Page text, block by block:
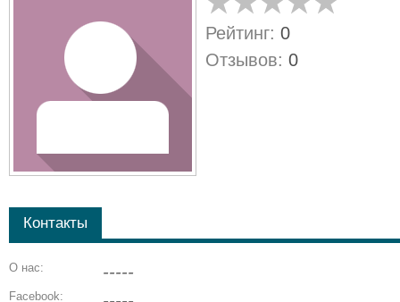
Рейтинг: 0
Отзывов: 0
Контакты
О нас: -----
Facebook: